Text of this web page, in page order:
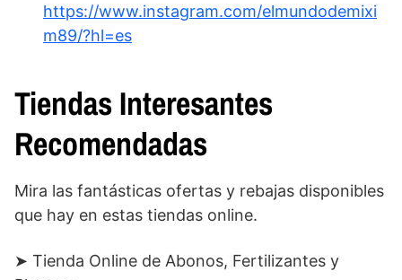
https://www.instagram.com/elmundodemixi
m89/?hl=es
Tiendas Interesantes
Recomendadas
Mira las fantásticas ofertas y rebajas disponibles
que hay en estas tiendas online.
➤ Tienda Online de Abonos, Fertilizantes y